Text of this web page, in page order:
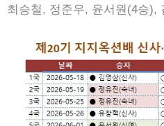
최승철, 정준우, 윤서원(4승),